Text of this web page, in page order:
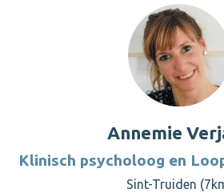
Annemie
Klinisch psycholoog en
Sint-Truiden